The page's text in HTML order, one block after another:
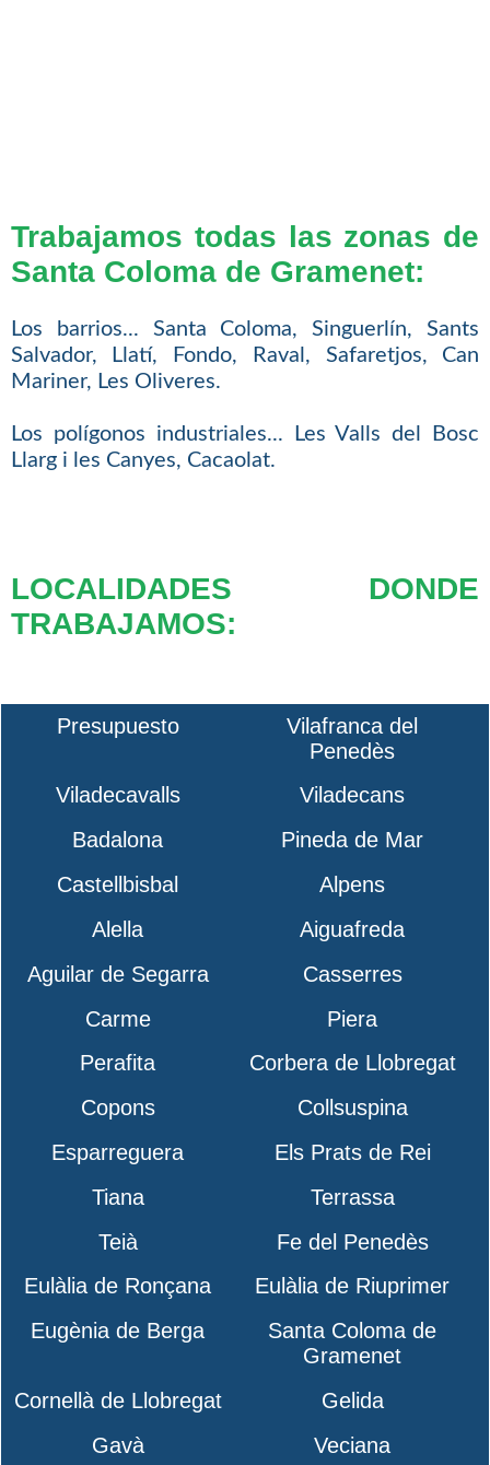
Trabajamos todas las zonas de
Santa Coloma de Gramenet:
Los barrios... Santa Coloma, Singuerlín, Sants
Salvador, Llatí, Fondo, Raval, Safaretjos, Can
Mariner, Les Oliveres.
Los polígonos industriales... Les Valls del Bosc
Llarg i les Canyes, Cacaolat.
LOCALIDADES DONDE
TRABAJAMOS:
Presupuesto
Vilafranca del
Penedès
Viladecavalls
Viladecans
Badalona
Pineda de Mar
Castellbisbal
Alpens
Alella
Aiguafreda
Aguilar de Segarra
Casserres
Carme
Piera
Perafita
Corbera de Llobregat
Copons
Collsuspina
Esparreguera
Els Prats de Rei
Tiana
Terrassa
Teià
Fe del Penedès
Eulàlia de Ronçana
Eulàlia de Riuprimer
Eugènia de Berga
Santa Coloma de
Gramenet
Cornellà de Llobregat
Gelida
Gavà
Veciana